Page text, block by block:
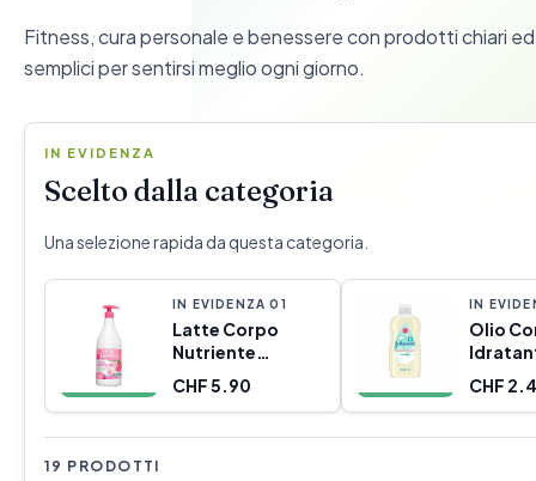
Fitness, cura personale e benessere con prodotti chiari
semplici per sentirsi meglio ogni giorno.
IN EVIDENZA
Scelto dalla categoria
Una selezione rapida da questa categoria.
IN EVIDENZA 0 1
Latte Corpo
Nutriente
Instituto Español
1020-07065 950
ml
CHF 5.90
IN
Olio
CHF
19 PRODOTTI